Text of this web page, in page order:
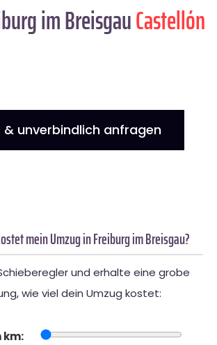
im BreisgauCastellón
& unverbindlich anfragen
mein Umzug in Freiburg im Breisgau?
und erhalte eine grobe
wie viel dein Umzug kostet:
km: